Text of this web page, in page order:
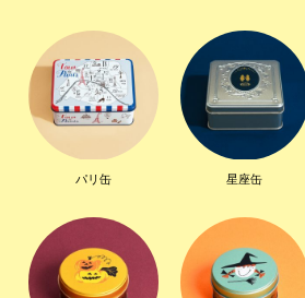
パリ缶 星座缶